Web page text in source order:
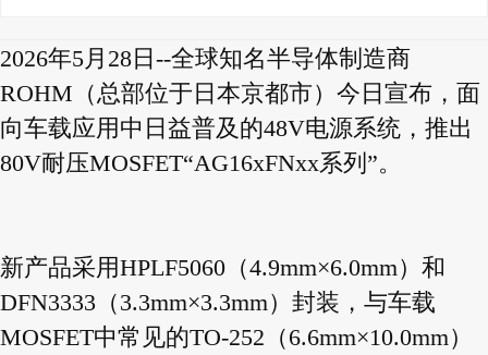
2026年5月28日--全球知名半导体制造商
ROHM（总部位于日本京都市）今日宣布，面
向车载应用中日益普及的48V电源系统，推出
80V耐压MOSFET“AG16xFNxx系列”。
新产品采用HPLF5060（4.9mm×6.0mm）和
DFN3333（3.3mm×3.3mm）封装，与车载
MOSFET中常见的TO-252（6.6mm×10.0mm）